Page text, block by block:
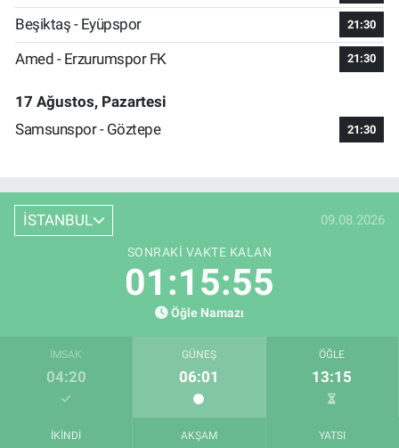
Beşiktaş - Eyüpspor 21:30
Amed - Erzurumspor FK 21:30
17 Ağustos, Pazartesi
Samsunspor - Göztepe
21:30
İSTANBUL 09.08.2026
SONRAKI VAKTE KALAN
01:15:55
Öğle Namazı
İMSAK
04:20
GÜNEŞ
06:01
ÖĞLE
13:15
İKINDI AKŞAM YATSI